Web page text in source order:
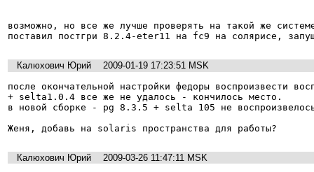
возможно, но все же лучше проверять на такой же
поставил постгри 8.2.4-eter11 на fc9 на солярисе,
Калюхович Юрий
2009-01-19 17:23:51 MSK
после окончательной настройки федоры воспроизвести
+ selta1.0.4 все же не удалось - кончилось место.
в новой сборке - pg 8.3.5 + selta 105 не
Калюхович Юрий
2009-03-26 11:47:11 MSK